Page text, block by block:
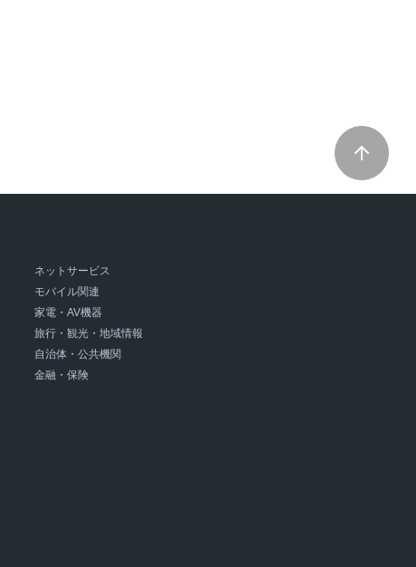
ネットサービス
モバイル関連
家電・AV機器
旅行・観光・地域情報
自治体・公共機関
金融・保険